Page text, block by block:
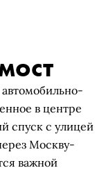
в центре
спуск с улицей
Москву-
важной